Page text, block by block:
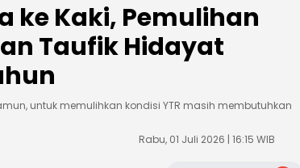
ke Kaki, Pemulihan
Taufik Hidayat
untuk memulihkan kondisi YTR masih membutuhkan
Rabu, 01 Juli 2026 | 16:15 WIB